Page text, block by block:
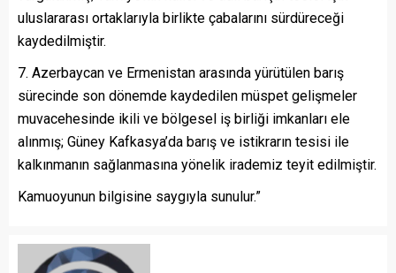
uluslararası ortaklarıyla birlikte çabalarını sürdüreceği
kaydedilmiştir.
7. Azerbaycan ve Ermenistan arasında yürütülen barış
sürecinde son dönemde kaydedilen müspet gelişmeler
muvacehesinde ikili ve bölgesel iş birliği imkanları ele
alınmış; Güney Kafkasya’da barış ve istikrarın tesisi ile
kalkınmanın sağlanmasına yönelik irademiz teyit edilmiştir.
Kamuoyunun bilgisine saygıyla sunulur.”